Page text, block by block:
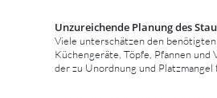
Unzureichende Planung des
Viele unterschätzen den
Küchengeräte, Töpfe, Pfannen und
der zu Unordnung und Platzmangel